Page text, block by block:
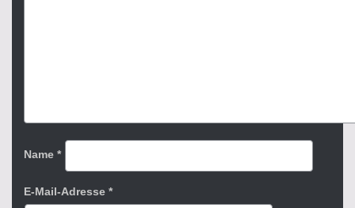
Name *
E-Mail-Adresse *